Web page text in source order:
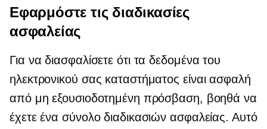
Εφαρμόστε τις διαδικασίες
ασφαλείας
Για να διασφαλίσετε ότι τα δεδομένα του
ηλεκτρονικού σας καταστήματος είναι ασφαλή
από μη εξουσιοδοτημένη πρόσβαση, βοηθά να
έχετε ένα σύνολο διαδικασιών ασφαλείας. Αυτό